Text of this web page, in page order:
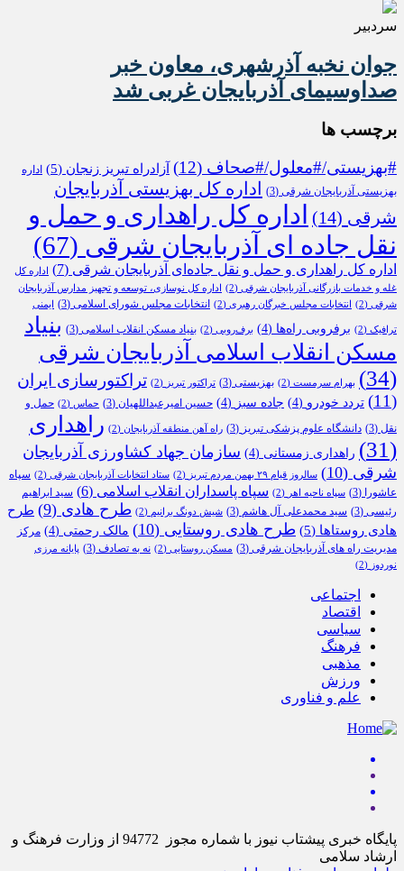
سردبیر
جوان نخبه آذرشهری، معاون خبر
صداوسیمای آذربایجان غربی شد
برچسب ها
#بهزیستی/#معلول/#صحاف (12) آزادراه تبریز زنجان (5)
اداره
بهزیستی آذربایجان شرقی (3)
اداره کل بهزیستی آذربایجان
شرقی (14)
اداره کل راهداری و حمل و
نقل جاده ای آذربایجان شرقی (67)
اداره کل راهداری و حمل و نقل جاده‌ای آذربایجان شرقی (7)
اداره کل
غله و خدمات بازرگانی آذربایجان شرقی (2)
اداره کل نوسازی، توسعه و تجهیز مدارس آذربایجان
شرقی (2) انتخابات مجلس خبرگان رهبری (2) انتخابات مجلس شورای اسلامی (3) ایمنی
ترافیک (2) برفروبی راه‌ها (4) برف‌روبی (2) بنیاد مسکن انقلاب اسلامی (3)
بنیاد
مسکن انقلاب اسلامی آذربایجان شرقی
(34)
بهرام سرمست (2) بهزیستی (3) تراکتور تبریز (2)
تراکتورسازی ایران
(11)
تردد خودرو (4) جاده سبز (4) حسین امیرعبداللهیان (3) حماس (2)
حمل و
نقل (3) دانشگاه علوم پزشکی تبریز (3) راه آهن منطقه آذربایجان (2)
راهداری
(31)
راهداری زمستانی (4)
سازمان جهاد کشاورزی آذربایجان
شرقی (10) سالروز قیام ۲۹ بهمن مردم تبریز (2) ستاد انتخابات آذربایجان شرقی (2)
سپاه
عاشورا
(3) سپاه ناحیه اهر (2) سپاه پاسداران انقلاب اسلامی (6)
سید ابراهیم
رئیسی (3) سید محمدعلی آل هاشم (3) شیش دونگ برانیم (2) طرح هادی (9)
طرح
هادی روستاها (5) طرح هادی روستایی (10) مالک رحمتی (4)
مرکز
مدیریت راه های آذربایجان شرقی (3) مسکن روستایی (2) نه به تصادف (3)
پایانه مرزی
نوردوز (2)
اجتماعی
اقتصاد
سیاسی
فرهنگ
مذهبی
ورزش
علم و فناوری
پایگاه خبری پیشتاب نیوز با شماره مجوز 94772 از وزارت فرهنگ و
ارشاد سلامی